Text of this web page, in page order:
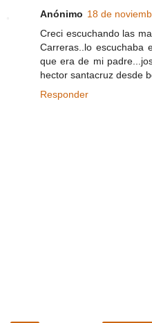
Anónimo 18 de
Creci escuchando las
Carreras..lo escuchaba
que era de mi
hector santacruz desde
Responder